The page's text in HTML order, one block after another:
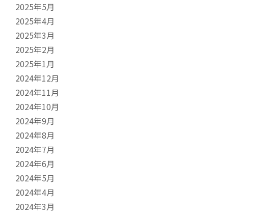
2025年5月
2025年4月
2025年3月
2025年2月
2025年1月
2024年12月
2024年11月
2024年10月
2024年9月
2024年8月
2024年7月
2024年6月
2024年5月
2024年4月
2024年3月